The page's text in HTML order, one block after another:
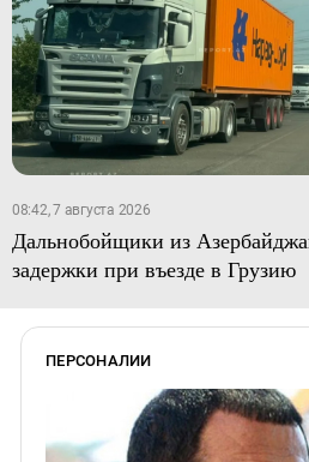
08:42, 7 августа 2026
Дальнобойщики из
задержки при въезде в Грузию
ПЕРСОНАЛИИ